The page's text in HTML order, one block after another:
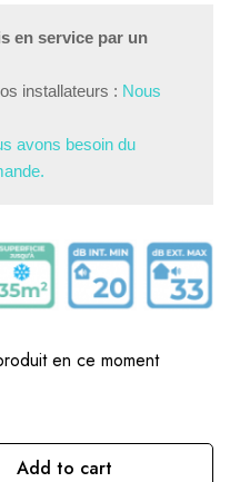
en service par un
installateurs : Nous
avons besoin du
en ce moment
Add to cart